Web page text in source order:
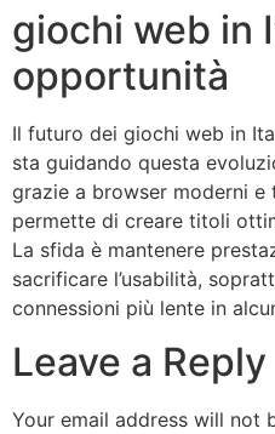
giochi web in
opportunità
Il futuro dei giochi web in
sta guidando questa
grazie a browser moderni e
permette di creare titoli
La sfida è mantenere
sacrificare l’usabilità,
connessioni più lente in
Leave a Reply
Your email address will not